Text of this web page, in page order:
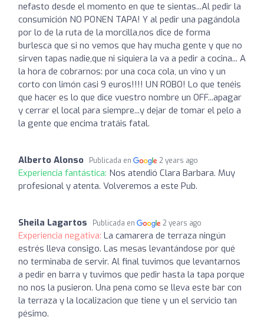
nefasto desde el momento en que te sientas...Al pedir la
consumición NO PONEN TAPA! Y al pedir una pagándola
por lo de la ruta de la morcilla,nos dice de forma
burlesca que si no vemos que hay mucha gente y que no
sirven tapas nadie,que ni siquiera la va a pedir a cocina... A
la hora de cobrarnos: por una coca cola, un vino y un
corto con limón casi 9 euros!!!! UN ROBO! Lo que tenéis
que hacer es lo que dice vuestro nombre un OFF...apagar
y cerrar el local para siempre...y dejar de tomar el pelo a
la gente que encima tratáis fatal.
Alberto Alonso Publicada en 2 years ago
Experiencia fantástica: Nos atendió Clara Barbara. Muy
profesional y atenta. Volveremos a este Pub.
Sheila Lagartos Publicada en 2 years ago
Experiencia negativa: La camarera de terraza ningún
estrés lleva consigo. Las mesas levantándose por qué
no terminaba de servir. Al final tuvimos que levantarnos
a pedir en barra y tuvimos que pedir hasta la tapa porque
no nos la pusieron. Una pena como se lleva este bar con
la terraza y la localizacion que tiene y un el servicio tan
pésimo.